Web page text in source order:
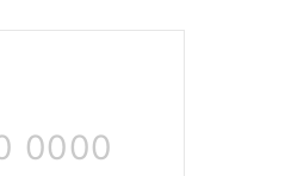
00
00